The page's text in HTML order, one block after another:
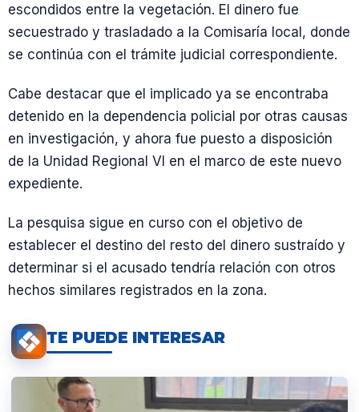
escondidos entre la vegetación. El dinero fue
secuestrado y trasladado a la Comisaría local, donde
se continúa con el trámite judicial correspondiente.
Cabe destacar que el implicado ya se encontraba
detenido en la dependencia policial por otras causas
en investigación, y ahora fue puesto a disposición
de la Unidad Regional VI en el marco de este nuevo
expediente.
La pesquisa sigue en curso con el objetivo de
establecer el destino del resto del dinero sustraído y
determinar si el acusado tendría relación con otros
hechos similares registrados en la zona.
TE PUEDE INTERESAR